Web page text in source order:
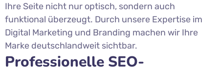
Ihre Seite nicht nur optisch, sondern auch
funktional überzeugt. Durch unsere Expertise im
Digital Marketing und Branding machen wir Ihre
Marke deutschlandweit sichtbar.
Professionelle SEO-